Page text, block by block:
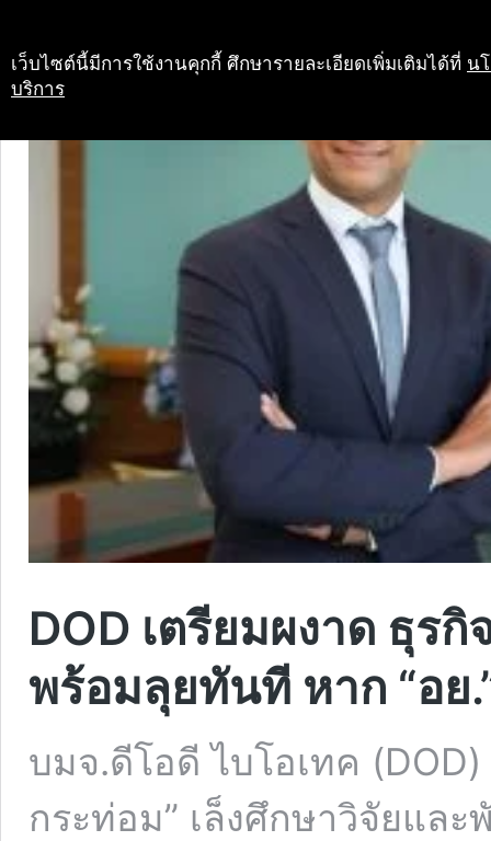
DOD เตรียมผงาด ธุร
พร้อมลุยทันที หาก “อย
บมจ.ดีโอดี ไบโอเทค
กระท่อม” เล็งศึกษาวิจัยแล
เว็บไซต์นี้มีการใช้งานคุกกี้ ศึกษารายละเอียดเพิ่มเติมได้ที่ น
บริการ